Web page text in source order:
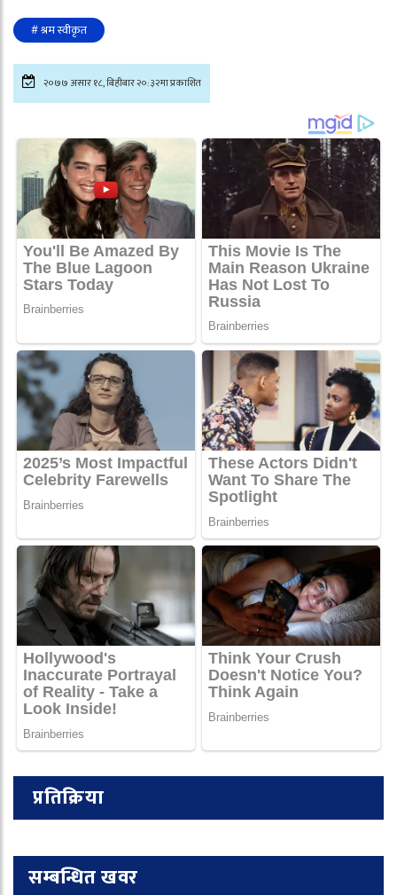
# श्रम स्वीकृत
२०७७ असार १८, बिहीबार २०:३२मा प्रकाशित
प्रतिक्रिया
सम्बन्धित खवर